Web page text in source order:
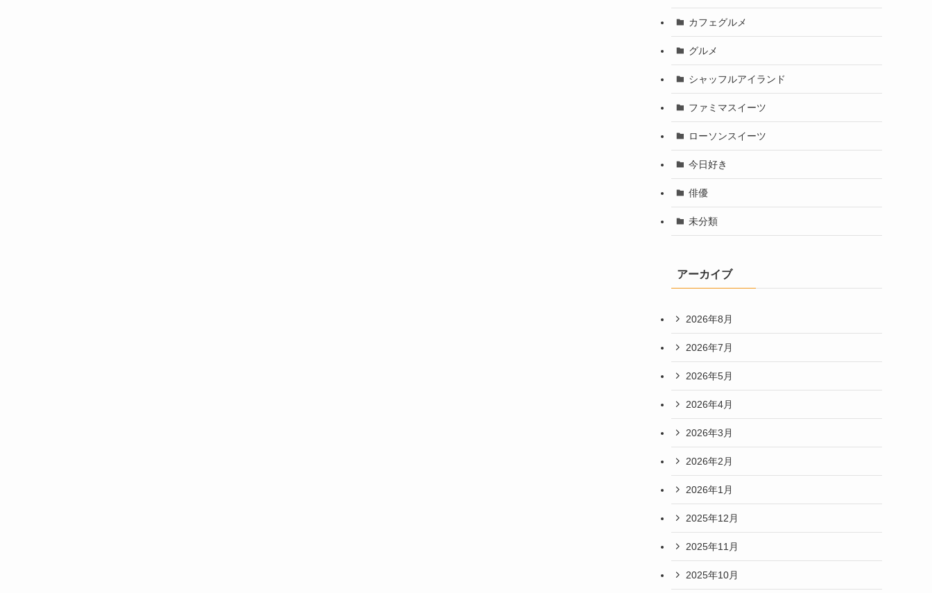
カフェグルメ
グルメ
シャッフルアイランド
ファミマスイーツ
ローソンスイーツ
今日好き
俳優
未分類
アーカイブ
2026年8月
2026年7月
2026年5月
2026年4月
2026年3月
2026年2月
2026年1月
2025年12月
2025年11月
2025年10月